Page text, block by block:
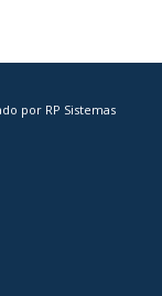
por RP Sistemas